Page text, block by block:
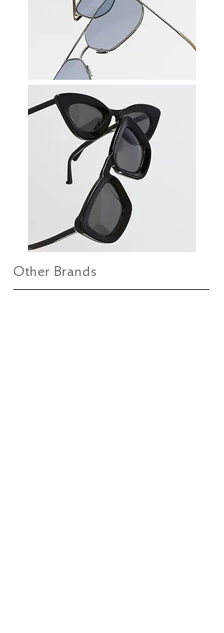
Other Brands